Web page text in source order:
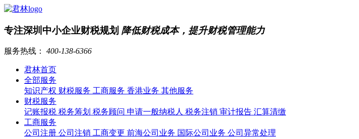
专注深圳中小企业财税规划 降低财税成本，提升财税管理能力
服务热线： 400-138-6366
君林首页
全部服务
知识产权 财税服务 工商服务 香港业务 其他服务
财税服务
记账报税 税务筹划 税务顾问 申请一般纳税人 税务注销 审计报告 汇算清缴
工商服务
公司注册 公司注销 工商变更 前海公司业务 国际公司业务 公司异常处理